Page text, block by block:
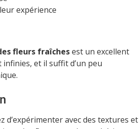
expérience
fleurs fraîchesest un excellent
et il suffit d’un peu
d’expérimenter avec des textures et